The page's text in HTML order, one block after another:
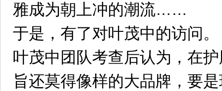
雅成为朝上冲的潮流……
于是，有了对叶茂中的访问。
叶茂中团队考查后认为，在
旨还莫得像样的大品牌，要